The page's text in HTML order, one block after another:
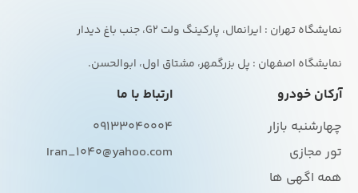
نمایشگاه اصفهان : پل بزرگمهر، مشتاق اول، ابوالحسن.
آرکان خودرو
چهارشنبه بازار
تور مجازی
همه اگهی ها
ارتباط با ما
09133040004
Iran_1040@yahoo.com